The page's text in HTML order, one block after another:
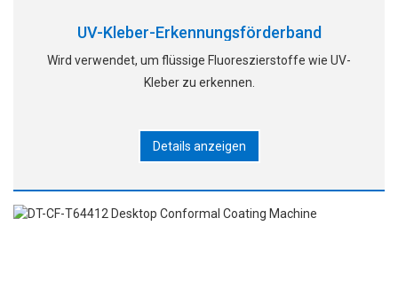
UV-Kleber-Erkennungsförderband
Wird verwendet, um flüssige Fluoreszierstoffe wie UV-
Kleber zu erkennen.
Details anzeigen